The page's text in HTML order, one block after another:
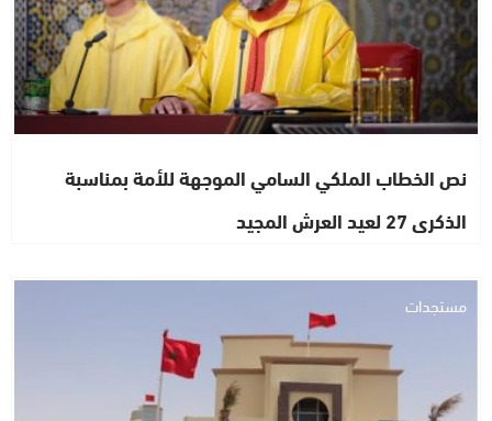
نص الخطاب الملكي السامي الموجهة للأمة بمناسبة
الذكرى 27 لعيد العرش المجيد
مستجدات